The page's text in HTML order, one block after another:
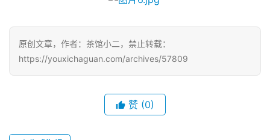
原创文章，作者：茶馆小二，禁止转载：
https://youxichaguan.com/archives/57809
赞 (0)